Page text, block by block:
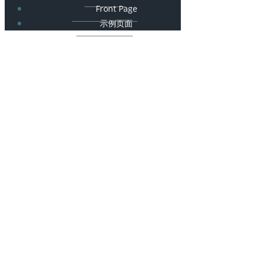
Front Page
示例页面